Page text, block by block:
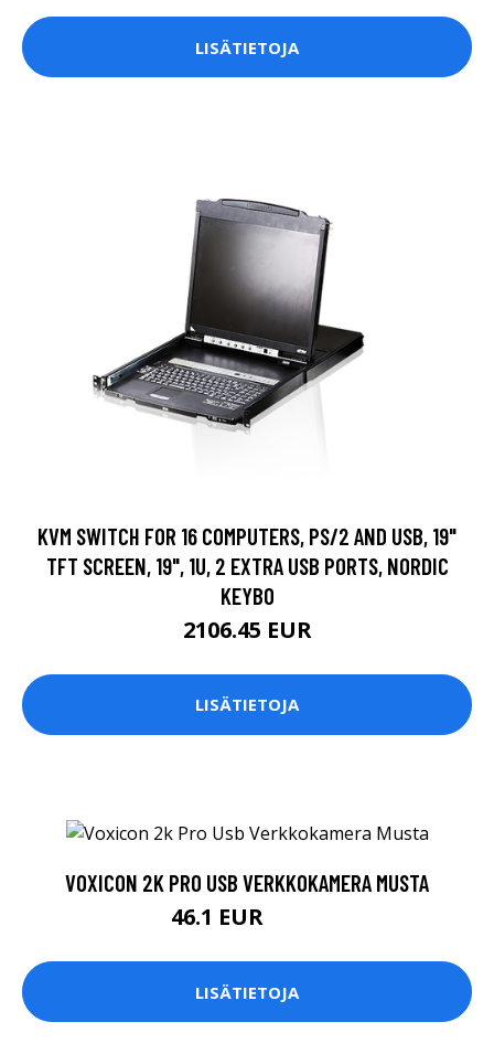
LISÄTIETOJA
KVM SWITCH FOR 16 COMPUTERS, PS/2 AND USB, 19"
TFT SCREEN, 19", 1U, 2 EXTRA USB PORTS, NORDIC
KEYBO
2106.45 EUR
LISÄTIETOJA
VOXICON 2K PRO USB VERKKOKAMERA MUSTA
46.1 EUR
LISÄTIETOJA